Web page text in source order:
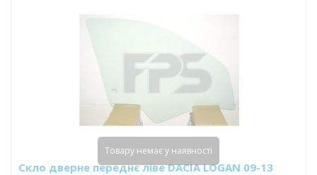
Скло дверне переднє ліве DACIA LOGAN 09-13
Товару немає у наявності